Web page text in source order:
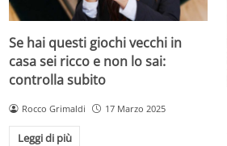
Se hai questi giochi vecchi in
casa sei ricco e non lo sai:
controlla subito
Rocco Grimaldi 17 Marzo 2025
Leggi di più